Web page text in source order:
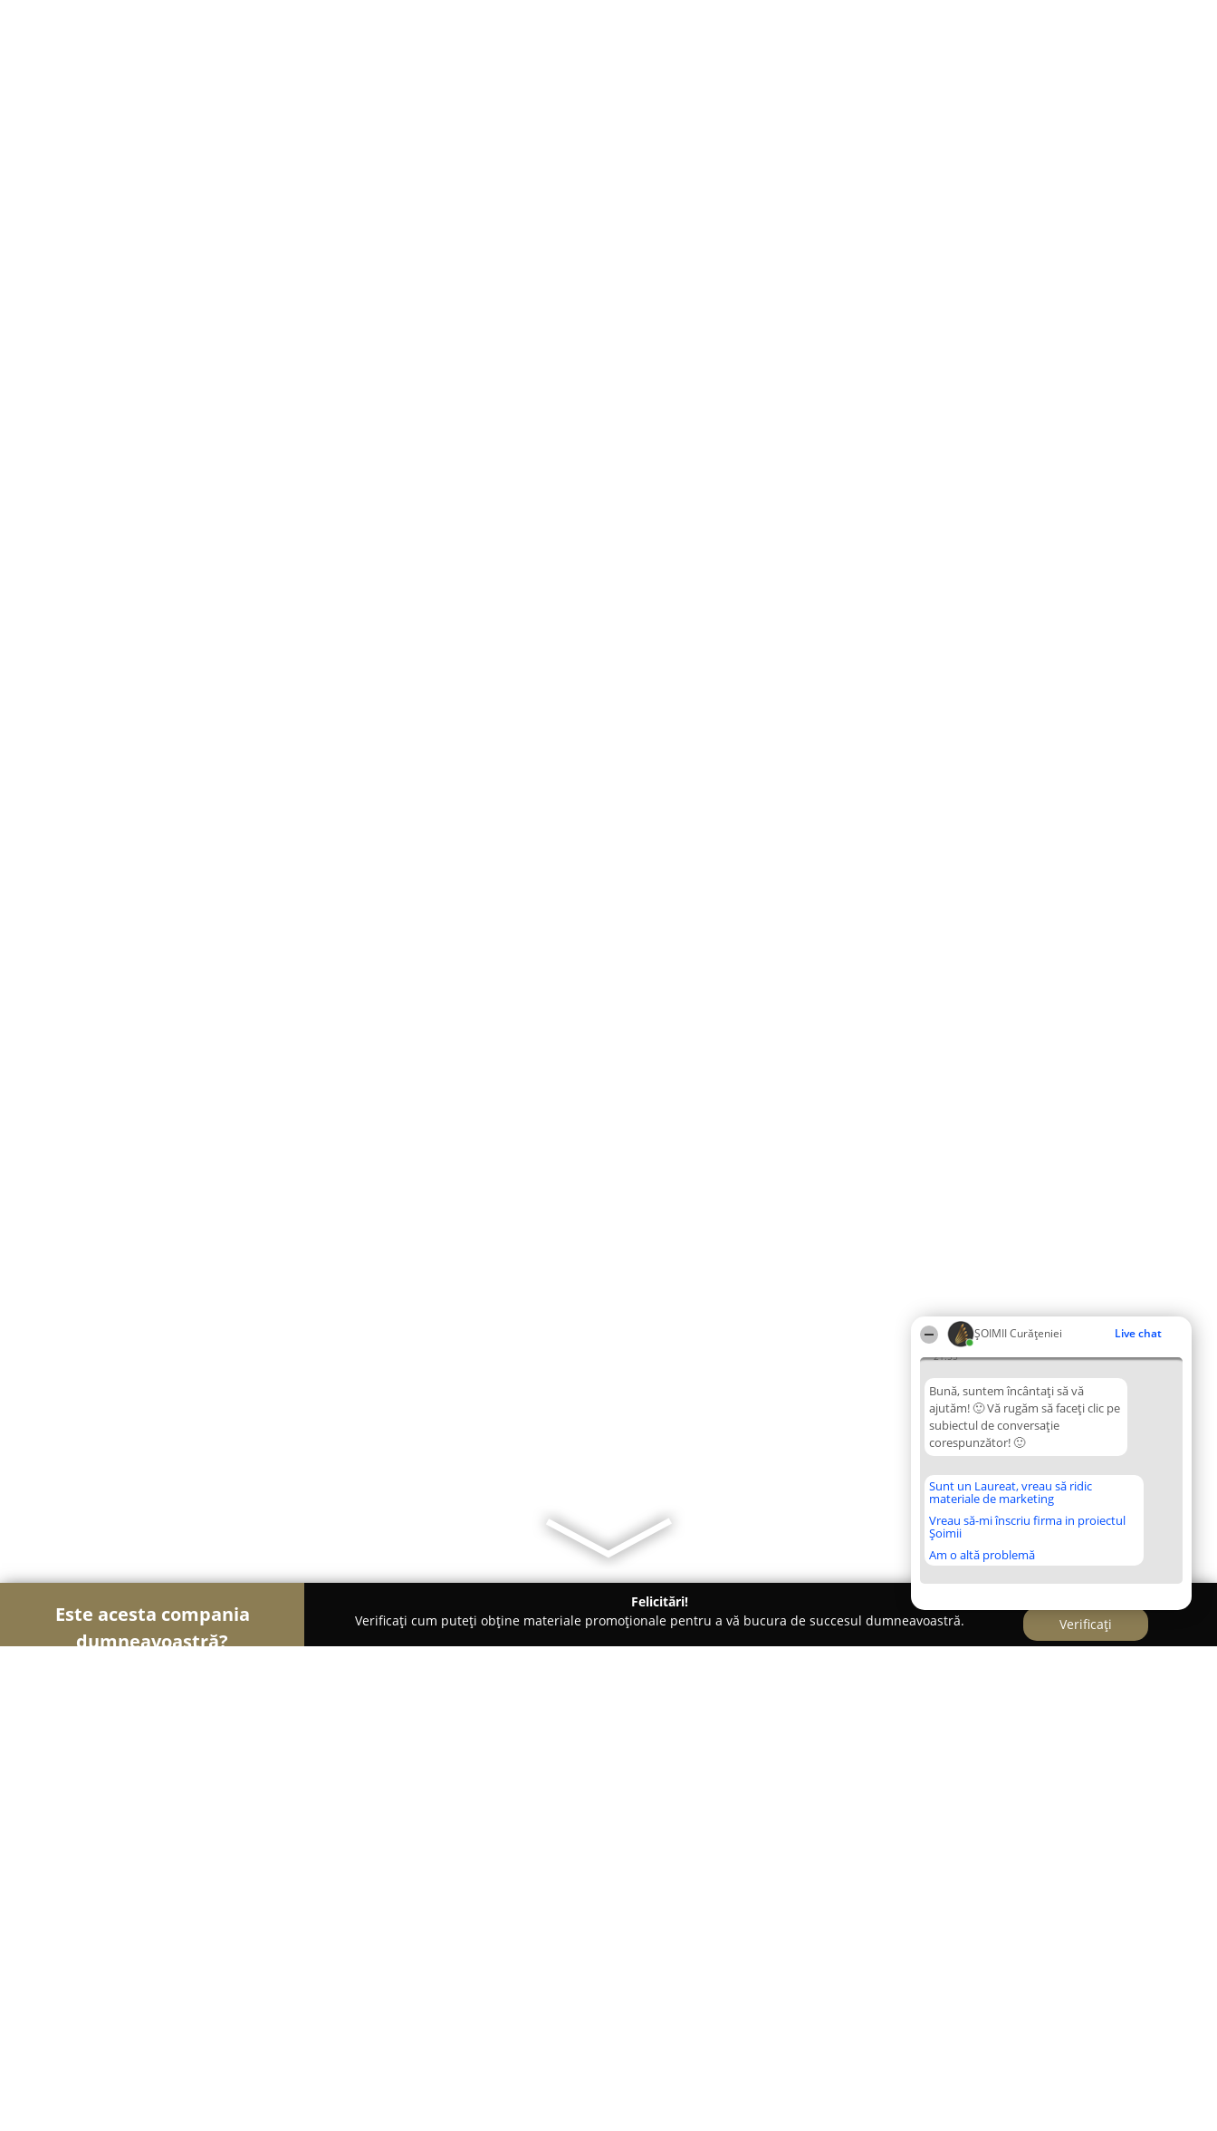
ȘOIMII Curățeniei Live chat
21:55
Bună, suntem încântați să vă
ajutăm! 🙂 Vă rugăm să faceți clic pe
subiectul de conversație
corespunzător! 🙂
Sunt un Laureat, vreau să ridic
materiale de marketing
Vreau să-mi înscriu firma in proiectul
Șoimii
Am o altă problemă
Este acesta compania
dumneavoastră?
Felicitări!
Verificați cum puteți obține materiale promoționale pentru a vă bucura de succesul dumneavoastră.
Verificați